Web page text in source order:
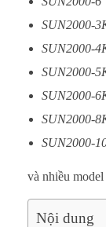
SUN2000-
SUN2000-
SUN2000-
SUN2000-
SUN2000-
SUN2000-
và nhiều
Nội dung